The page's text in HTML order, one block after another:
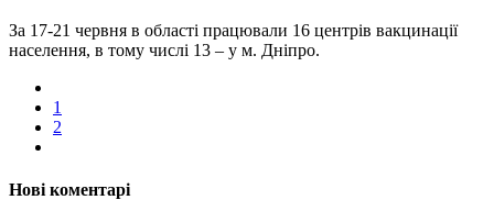
За 17-21 червня в області працювали 16 центрів вакцинації
населення, в тому числі 13 – у м. Дніпро.
1
2
Нові коментарі